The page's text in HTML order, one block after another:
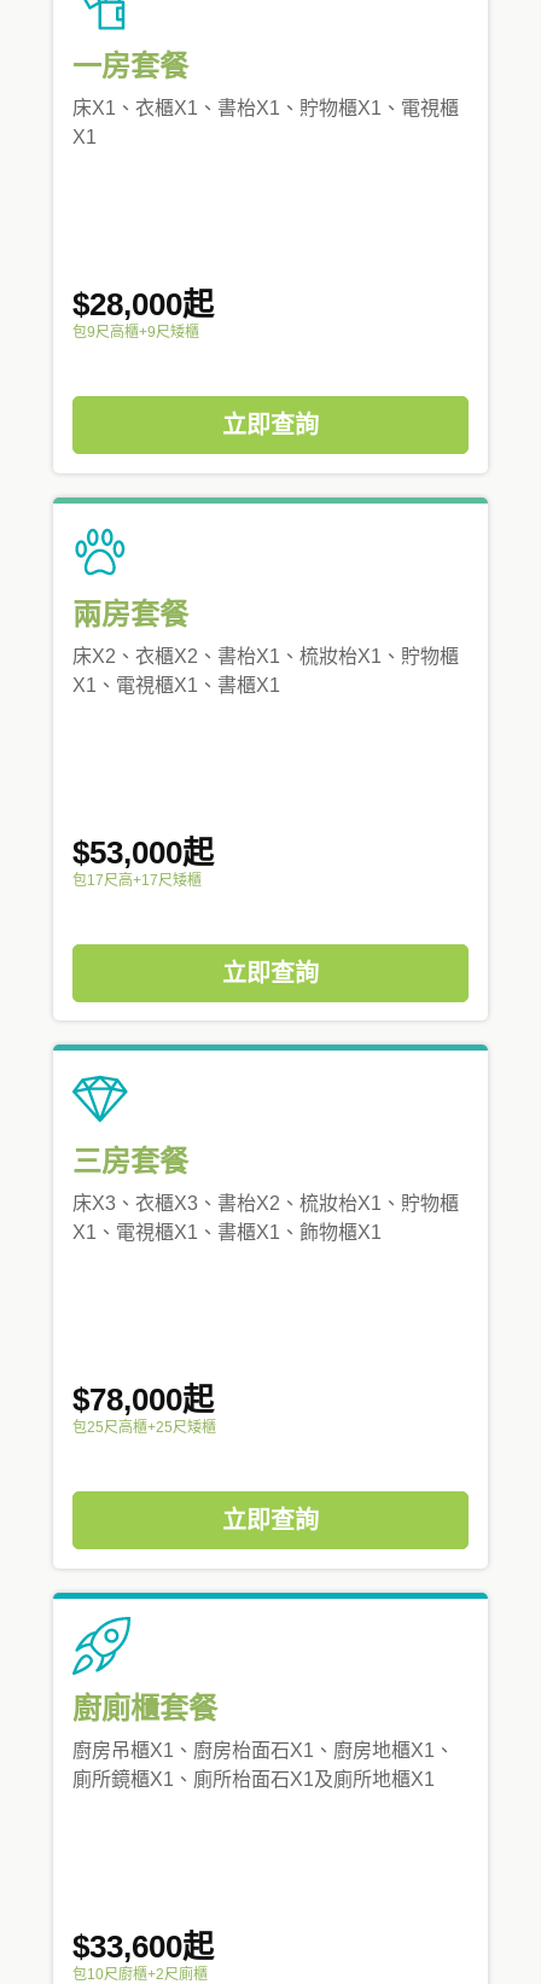
一房套餐
床X1、衣櫃X1、書枱X1、貯物櫃X1、電視櫃
X1
$28,000起
包9尺高櫃+9尺矮櫃
立即查詢
兩房套餐
床X2、衣櫃X2、書枱X1、梳妝枱X1、貯物櫃
X1、電視櫃X1、書櫃X1
$53,000起
包17尺高+17尺矮櫃
立即查詢
三房套餐
床X3、衣櫃X3、書枱X2、梳妝枱X1、貯物櫃
X1、電視櫃X1、書櫃X1、飾物櫃X1
$78,000起
包25尺高櫃+25尺矮櫃
立即查詢
廚廁櫃套餐
廚房吊櫃X1、廚房枱面石X1、廚房地櫃X1、
廁所鏡櫃X1、廁所枱面石X1及廁所地櫃X1
$33,600起
包10尺廚櫃+2尺廁櫃